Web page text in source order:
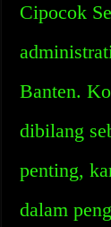
Cipocok
Banten.
dibilang
penting,
dalam